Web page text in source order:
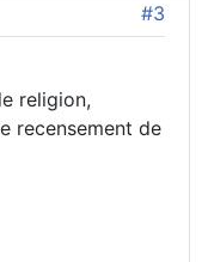
#3
religion,
recensement de